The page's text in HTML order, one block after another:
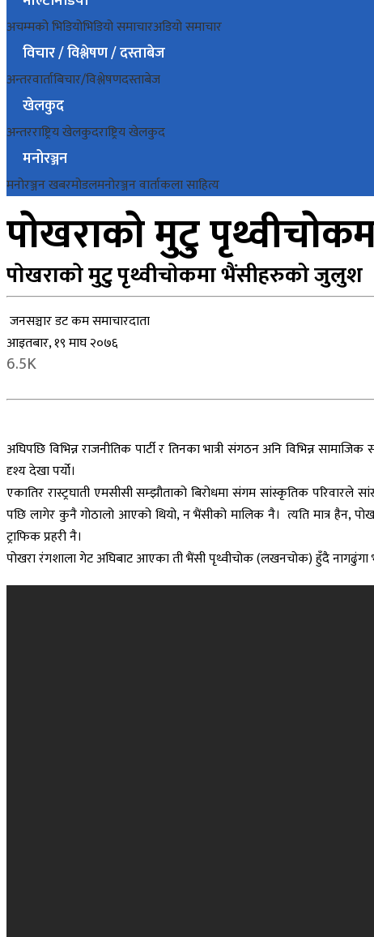
अचम्मको भिडियोभिडियो समाचारअडियो समाचार
विचार / विश्लेषण / दस्ताबेज
अन्तरवार्ताबिचार/विश्लेषणदस्ताबेज
खेलकुद
अन्तरराष्ट्रिय खेलकुदराष्ट्रिय खेलकुद
मनोरञ्जन
मनोरञ्जन खबरमोडलमनोरञ्जन वार्ताकला साहित्य
पाेखराकाे मुटु
पाेखराकाे मुटु पृथ्वीचाेकमा भैंसीहरुको जुलुश
जनसञ्चार डट कम समाचारदाता
आइतबार, १९ माघ २०७६
6.5K
अघिपछि विभिन्न राजनीतिक पार्टी र तिनका भात्री संगठन अनि विभिन्न
दृश्य देखा पर्यो।
एकातिर रास्ट्रघाती एमसीसी सम्झौताको बिरोधमा संगम सांस्कृतिक परिवारले
पछि लागेर कुनै गोठालो आएको थियो, न भैंसीको मालिक नै। त्यति मात्र हैन,
ट्राफिक प्रहरी नै।
पोखरा रंगशाला गेट अघिबाट आएका ती भैंसी पृथ्वीचोक (लखनचोक) हुँदै नागढुंगा